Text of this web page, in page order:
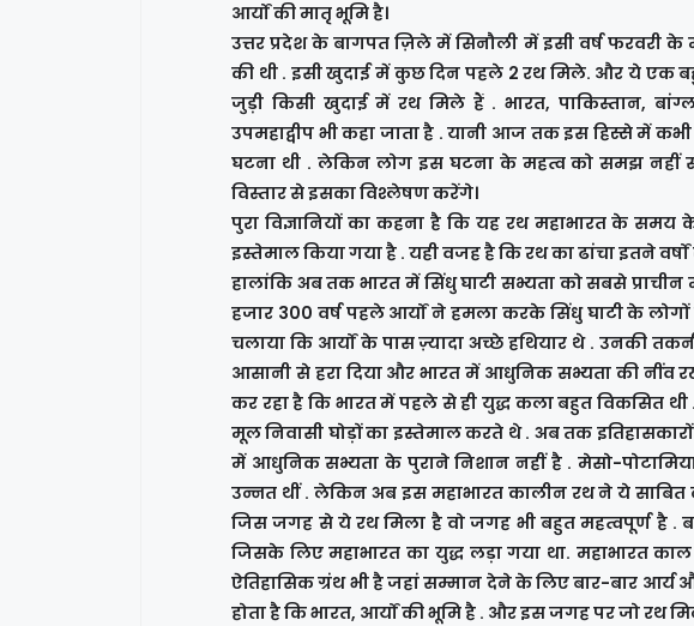
आर्यों की मातृ भूमि है।
उत्तर प्रदेश के बागपत ज़िले में सिनौली में इसी वर्ष
की थी . इसी खुदाई में कुछ दिन पहले 2 रथ मिले. और ये एक
जुड़ी किसी खुदाई में रथ मिले हैं . भारत, पाकिस्तान,
उपमहाद्वीप भी कहा जाता है . यानी आज तक इस हिस्से में
घटना थी . लेकिन लोग इस घटना के महत्व को समझ
विस्तार से इसका विश्लेषण करेंगे।
पुरा विज्ञानियों का कहना है कि यह रथ महाभारत के
इस्तेमाल किया गया है . यही वजह है कि रथ का ढांचा इतने वर्षों
हालांकि अब तक भारत में सिंधु घाटी सभ्यता को सबसे
हजार 300 वर्ष पहले आर्यों ने हमला करके सिंधु घाटी के
चलाया कि आर्यों के पास ज़्यादा अच्छे हथियार थे . उनकी
आसानी से हरा दिया और भारत में आधुनिक सभ्यता की नींव
कर रहा है कि भारत में पहले से ही युद्ध कला बहुत विकसित
मूल निवासी घोड़ों का इस्तेमाल करते थे . अब तक
में आधुनिक सभ्यता के पुराने निशान नहीं है . मेसो-
उन्नत थीं . लेकिन अब इस महाभारत कालीन रथ ने ये साबित
जिस जगह से ये रथ मिला है वो जगह भी बहुत महत्वपूर्ण है .
जिसके लिए महाभारत का युद्ध लड़ा गया था. महाभारत
ऐतिहासिक ग्रंथ भी है जहां सम्मान देने के लिए बार-बार
होता है कि भारत, आर्यों की भूमि है . और इस जगह पर जो रथ